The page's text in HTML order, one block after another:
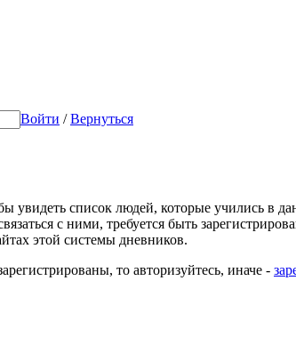
Войти /Вернуться
увидеть список людей, которые учились в
с ними, требуется быть
этой системы дневников.
то авторизуйтесь, иначе -